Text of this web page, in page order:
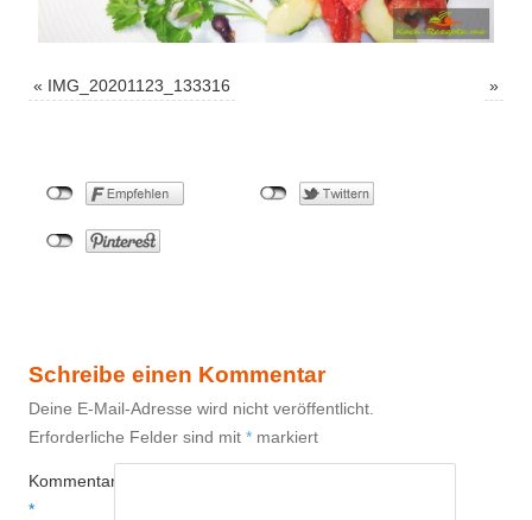
« IMG_20201123_133316 »
Schreibe einen Kommentar
Deine E-Mail-Adresse wird nicht veröffentlicht.
Erforderliche Felder sind mit * markiert
Kommentar
*